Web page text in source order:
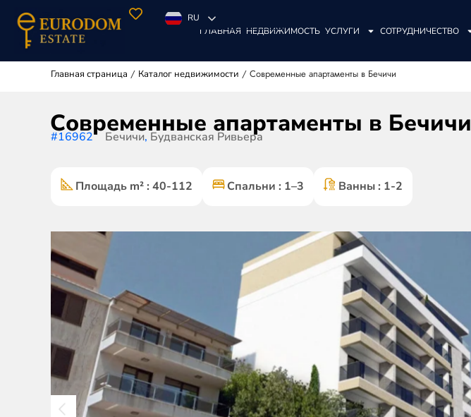
RU
ГЛАВНАЯ НЕДВИЖИМОСТЬ УСЛУГИ СОТРУДНИЧЕСТВО
Главная страница / Каталог недвижимости / Современные апартаменты в Бечичи
Современные апартаменты в Бечичи
#16962 Бечичи, Будванская Ривьера
Площадь m² : 40-112 Спальни : 1–3 Ванны : 1-2